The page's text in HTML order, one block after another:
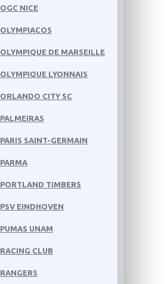
OGC NICE
OLYMPIACOS
OLYMPIQUE DE MARSEILLE
OLYMPIQUE LYONNAIS
ORLANDO CITY SC
PALMEIRAS
PARIS SAINT-GERMAIN
PARMA
PORTLAND TIMBERS
PSV EINDHOVEN
PUMAS UNAM
RACING CLUB
RANGERS